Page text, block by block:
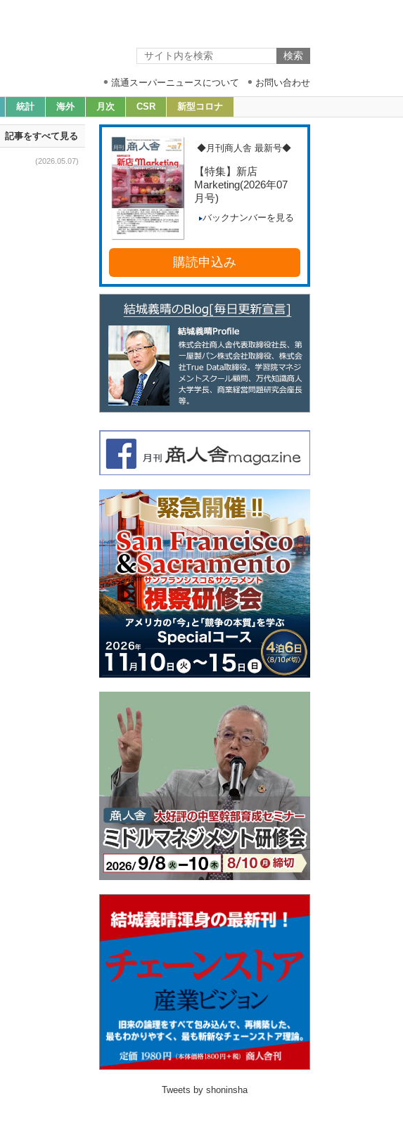
流通スーパーニュースについて お問い合わせ
統計 海外 月次 CSR 新型コロナ
記事をすべて見る
(2026.05.07)
◆月刊商人舎 最新号◆
【特集】新店
Marketing(2026年07
月号)
バックナンバーを見る
購読申込み
Tweets by shoninsha